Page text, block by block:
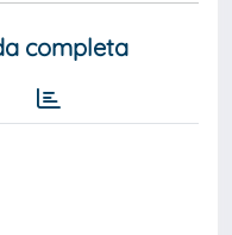
completa